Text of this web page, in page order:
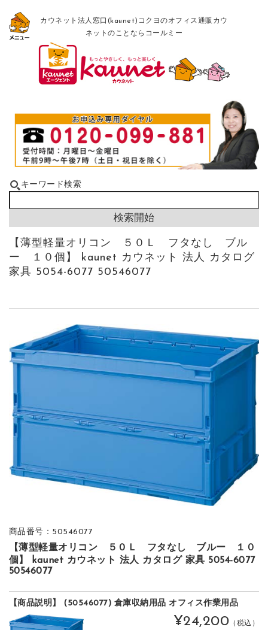
カウネット法人窓口(kaunet)コクヨのオフィス通販カウ
ネットのことならコールミー
キーワード検索
【薄型軽量オリコン ５０Ｌ フタなし ブル
ー １０個】 kaunet カウネット 法人 カタログ
家具 5054-6077 50546077
商品番号：50546077
【薄型軽量オリコン ５０Ｌ フタなし ブルー １０
個】 kaunet カウネット 法人 カタログ 家具 5054-6077
50546077
【商品説明】 (50546077) 倉庫収納用品 オフィス作業用品
¥24,200 （税込）